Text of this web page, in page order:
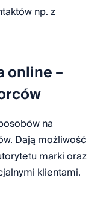
np. z
online –
na
Dają możliwość
marki oraz
klientami.